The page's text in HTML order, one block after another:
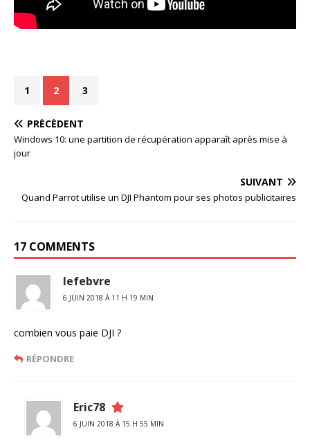
1 2 3
PRÉCÉDENT
Windows 10: une partition de récupération apparaît après mise à
jour
SUIVANT
Quand Parrot utilise un DJI Phantom pour ses photos publicitaires
17 COMMENTS
lefebvre
6 JUIN 2018 À 11 H 19 MIN
combien vous paie DJI ?
RÉPONDRE
Eric78
6 JUIN 2018 À 15 H 55 MIN